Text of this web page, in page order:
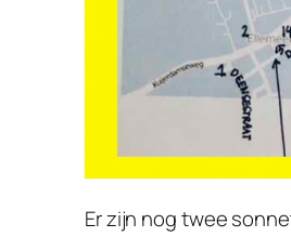
Er zijn nog twee